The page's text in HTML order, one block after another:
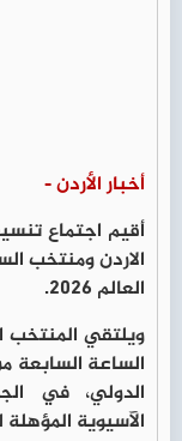
أخبار الأردن -
أقيم اجتماع
الاردن ومنتخب
العالم 2026.
ويلتقي المنتخب
الساعة السابعة
الدولي، في
الآسيوية المؤهلة لكأس